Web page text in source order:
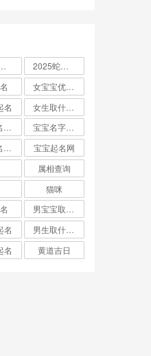
名
宝宝起名网
属相查询
猫咪
名
名 黄道吉日